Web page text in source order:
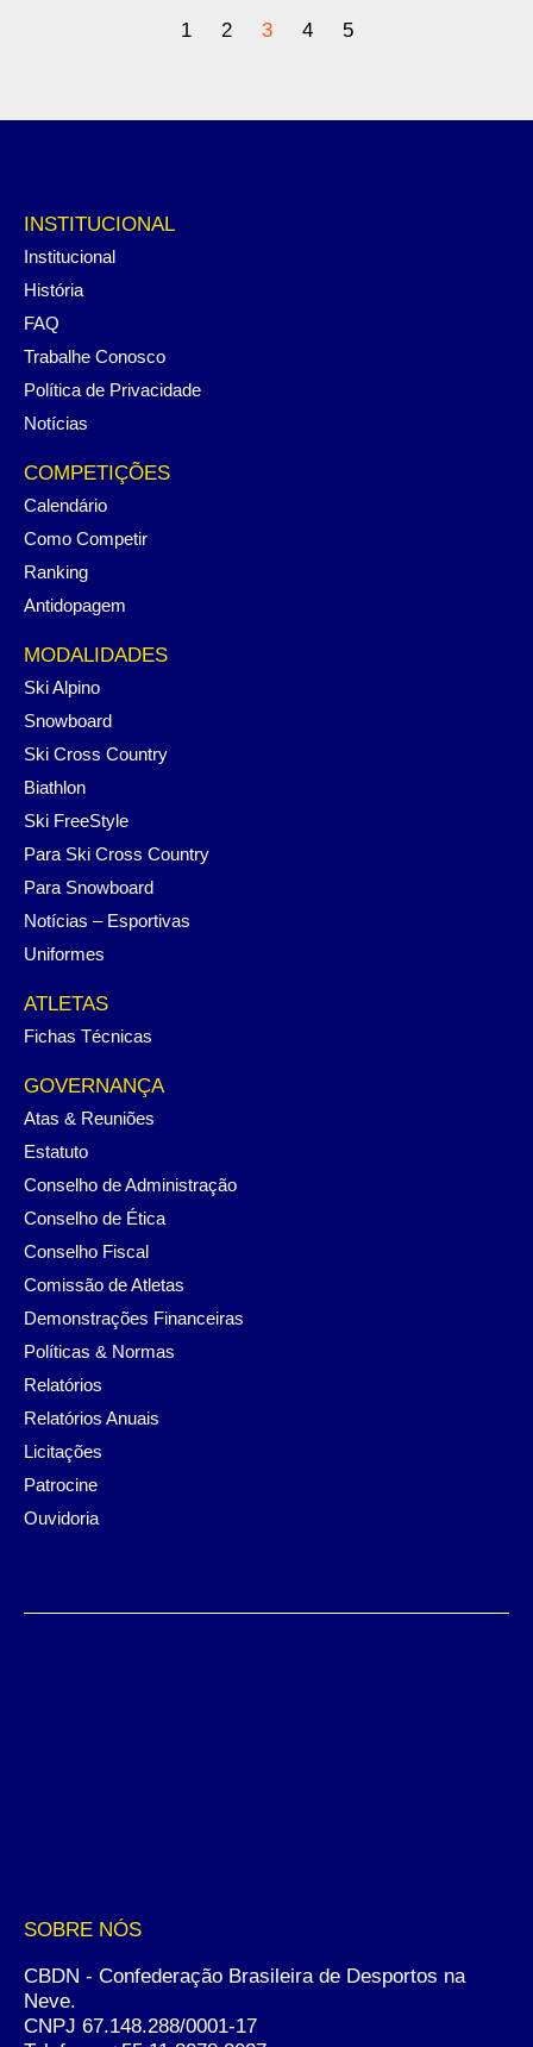
1 2 3 4 5
INSTITUCIONAL
Institucional
História
FAQ
Trabalhe Conosco
Política de Privacidade
Notícias
COMPETIÇÕES
Calendário
Como Competir
Ranking
Antidopagem
MODALIDADES
Ski Alpino
Snowboard
Ski Cross Country
Biathlon
Ski FreeStyle
Para Ski Cross Country
Para Snowboard
Notícias – Esportivas
Uniformes
ATLETAS
Fichas Técnicas
GOVERNANÇA
Atas & Reuniões
Estatuto
Conselho de Administração
Conselho de Ética
Conselho Fiscal
Comissão de Atletas
Demonstrações Financeiras
Políticas & Normas
Relatórios
Relatórios Anuais
Licitações
Patrocine
Ouvidoria
SOBRE NÓS
CBDN - Confederação Brasileira de Desportos na
Neve.
CNPJ 67.148.288/0001-17